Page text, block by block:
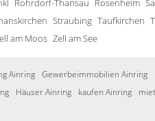
Rohrdorf-Thansau Rosenheim
Straubing Taufkirchen
am Moos Zell am See
Ainring Gewerbeimmobilien Ainring
Häuser Ainring kaufen Ainring